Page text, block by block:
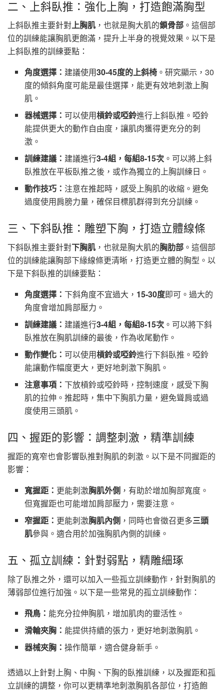
二、上斜臥推：強化上胸，打造飽滿胸型
上斜臥推主要針對上胸肌 ，也就是胸大肌的鎖骨部 。這個部
位的訓練能讓胸肌更飽滿，提升上半身的視覺效果。以下是
上斜臥推的訓練要點：
角度選擇： 建議使用30-45度的上斜椅 。研究顯示，30
度的傾斜角度可能是最佳選擇，能更有效地刺激上胸
肌。
器械選擇： 可以使用槓鈴或啞鈴進行上斜臥推。啞鈴
能提供更大的動作自由度，讓肌肉獲得更充分的刺
激。
訓練建議： 建議進行3-4組，每組8-15次 。可以將上斜
臥推放在平板臥推之後，或作為獨立的上胸訓練日。
動作技巧： 注意在推起時，感受上胸肌的收縮。避免
過度使用肩膀力量，確保目標肌群得到充分訓練。
三、下斜臥推：雕塑下胸，打造立體線條
下斜臥推主要針對下胸肌 ，也就是胸大肌的胸肋部 。這個部
位的訓練能讓胸部下緣線條更清晰，打造更立體的胸型。以
下是下斜臥推的訓練要點：
角度選擇：下斜角度不宜過大， 15-30度即可。過大的
角度會增加肩部壓力。
訓練建議： 建議進行3-4組，每組8-15次 。可以將下斜
臥推放在胸肌訓練的最後，作為收尾動作。
動作變化： 可以使用槓鈴或啞鈴進行下斜臥推。啞鈴
能讓動作幅度更大，更好地刺激下胸肌。
注意事項：下放槓鈴或啞鈴時，控制速度，感受下胸
肌的拉伸。推起時，集中下胸肌力量，避免聳肩或過
度使用三頭肌。
四、握距的影響：調整刺激，精準訓練
握距的寬窄也會影響臥推對胸肌的刺激。以下是不同握距的
影響：
寬握距： 更能刺激胸肌外側 ，有助於增加胸部寬度。
但寬握距也可能增加肩部壓力，需要注意。
窄握距： 更能刺激胸肌內側 ，同時也會徵召更多三頭
肌參與。適合用於加強胸肌內側的訓練。
五、孤立訓練：針對弱點，精雕細琢
除了臥推之外，還可以加入一些孤立訓練動作，針對胸肌的
薄弱部位進行加強。以下是一些常見的孤立訓練動作：
飛鳥： 能充分拉伸胸肌，增加肌肉的靈活性。
滑輪夾胸： 能提供持續的張力，更好地刺激胸肌。
器械夾胸：操作簡單，適合健身新手。
透過以上針對上胸、中胸、下胸的臥推訓練，以及握距和孤
立訓練的調整，你可以更精準地刺激胸肌各部位，打造飽